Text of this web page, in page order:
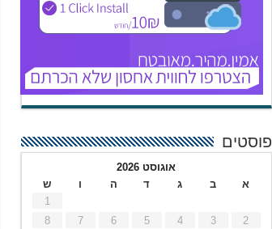
פוסטים
אוגוסט 2026
א
ב ג ד ה ו
ש
1
2
3
4
5
6
7
8